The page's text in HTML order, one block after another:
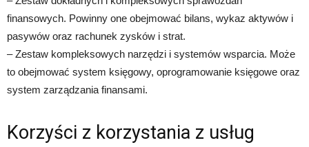
finansowych. Powinny one obejmować bilans, wykaz aktywów i
pasywów oraz rachunek zysków i strat.
– Zestaw kompleksowych narzędzi i systemów wsparcia. Może
to obejmować system księgowy, oprogramowanie księgowe oraz
system zarządzania finansami.
Korzyści z korzystania z usług